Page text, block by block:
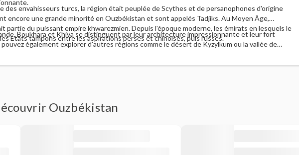
des envahisseurs turcs, la région était peuplée de Scythes et de persanophones d'origine
encore une grande minorité en Ouzbékistan et sont appelés Tadjiks. Au Moyen Âge,
partie du puissant empire khwarezmien. Depuis l'époque moderne, les émirats en lesquels le
États tampons entre les aspirations perses et chinoises, puis russes.
Boukhara et Khiva se distinguent par leur architecture impressionnante et leur fort
également explorer d'autres régions comme le désert de Kyzylkum ou la vallée de
Ouzbékistan